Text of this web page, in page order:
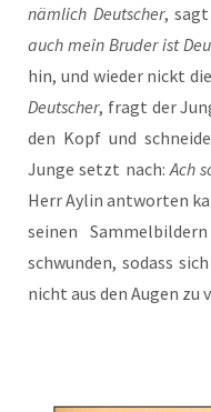
näm­lich Deut­scher,
auch mein Bru­der ist
hin, und wie­der nickt
Deut­scher, fragt der
den Kopf und
Jun­ge setzt nach:Ach
Herr Aylin ant­wor­ten
sei­nen
schwun­den, sodass
nicht aus den Augen